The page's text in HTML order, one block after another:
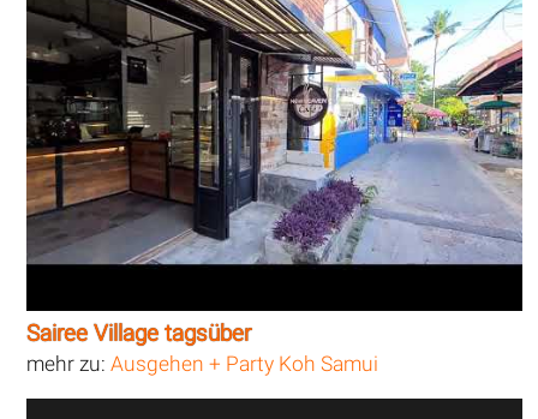
Sairee Village tagsüber
mehr zu:Ausgehen + Party Koh Samui